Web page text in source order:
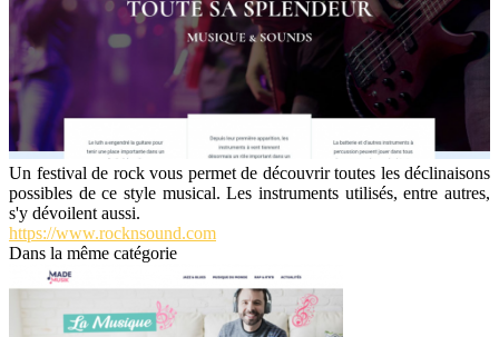
Un festival de rock vous permet de découvrir toutes les déclinaisons
possibles de ce style musical. Les instruments utilisés, entre autres,
s'y dévoilent aussi.
https://www.rocknsound.com
Dans la même catégorie